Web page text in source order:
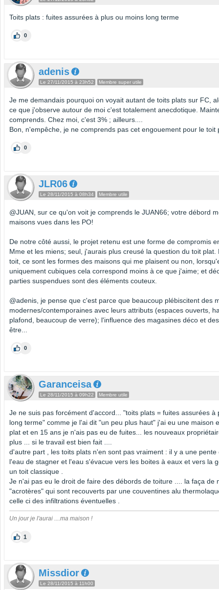
Toits plats : fuites assurées à plus ou moins long terme
0
adenis
Le 27/11/2015 à 23h52 Membre super utile
Je me demandais pourquoi on voyait autant de toits plats sur FC,
ce que j'observe autour de moi c'est totalement anecdotique.
comprends. Chez moi, c'est 3% ; ailleurs....
Bon, n'empêche, je ne comprends pas cet engouement pour le toit
0
JLR06
Le 28/11/2015 à 08h34 Membre utile
@JUAN, sur ce qu'on voit je comprends le JUAN66; votre débord
maisons vues dans les PO!
De notre côté aussi, le projet retenu est une forme de compromis
Mme et les miens; seul, j'aurais plus creusé la question du toit plat.
toit, ce sont les formes des maisons qui me plaisent ou non,
uniquement cubiques cela correspond moins à ce que j'aime; et
parties suspendues sont des éléments couteux.
@adenis, je pense que c'est parce que beaucoup plébiscitent des
modernes/contemporaines avec leurs attributs (espaces ouverts,
plafond, beaucoup de verre); l'influence des magasines déco et
être...
0
Garanceisa
Le 28/11/2015 à 09h22 Membre utile
Je ne suis pas forcément d'accord... "toits plats = fuites assurées à
long terme" comme je l'ai dit "un peu plus haut" j'ai eu une maison
plat et en 15 ans je n'ais pas eu de fuites... les nouveaux
plus ... si le travail est bien fait ....
d'autre part , les toits plats n'en sont pas vraiment : il y a une pente
l'eau de stagner et l'eau s'évacue vers les boites à eaux et vers la
un toit classique .
Je n'ai pas eu le droit de faire des débords de toiture .... la faça de
"acrotères" qui sont recouverts par une couventines alu
celle ci des infiltrations éventuelles .
Un jour je l'aurai ....ma maison !
1
Missdior
Le 28/11/2015 à 11h00